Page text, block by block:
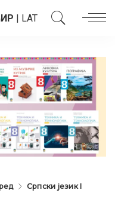
| LAT
Српски језик I